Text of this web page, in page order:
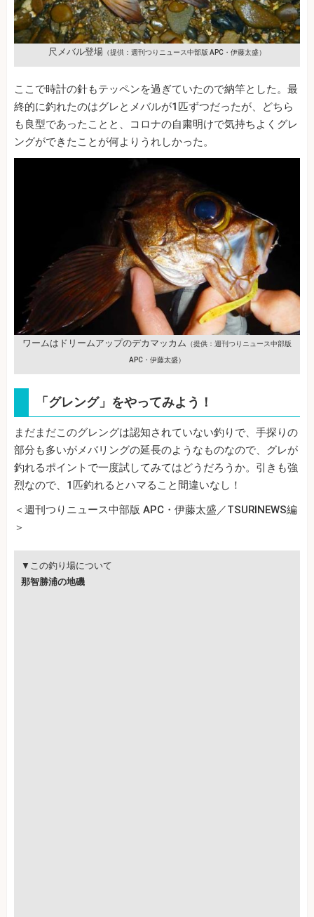
尺メバル登場 （提供：週刊つりニュース中部版 APC・伊藤太盛）
ここで時計の針もテッペンを過ぎていたので納竿とした。最
終的に釣れたのはグレとメバルが1匹ずつだったが、どちら
も良型であったことと、コロナの自粛明けで気持ちよくグレ
ングができたことが何よりうれしかった。
ワームはドリームアップのデカマッカム （提供：週刊つりニュース中部版
APC・伊藤太盛）
「グレング」をやってみよう！
まだまだこのグレングは認知されていない釣りで、手探りの
部分も多いがメバリングの延長のようなものなので、グレが
釣れるポイントで一度試してみてはどうだろうか。引きも強
烈なので、1匹釣れるとハマること間違いなし！
＜週刊つりニュース中部版 APC・伊藤太盛／TSURINEWS編
＞
▼この釣り場について
那智勝浦の地磯